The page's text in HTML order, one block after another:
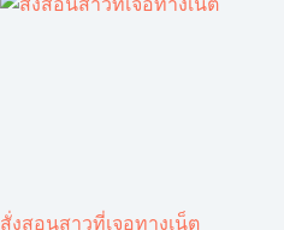
สั่งสอนสาวที่เจอทางเน็ต